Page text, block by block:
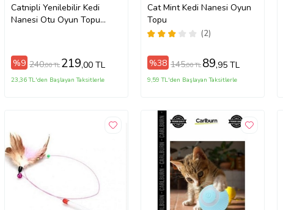
Catnipli Yenilebilir Kedi
Nanesi Otu Oyun Topu
(Yeşil)
%9 240,00 TL 219,00 TL
23,36 TL'den Başlayan Taksitlerle
Cat Mint Kedi Nanesi Oyun
Topu
(2)
%38 145,00 TL 89,95 TL
9,59 TL'den Başlayan Taksitlerle